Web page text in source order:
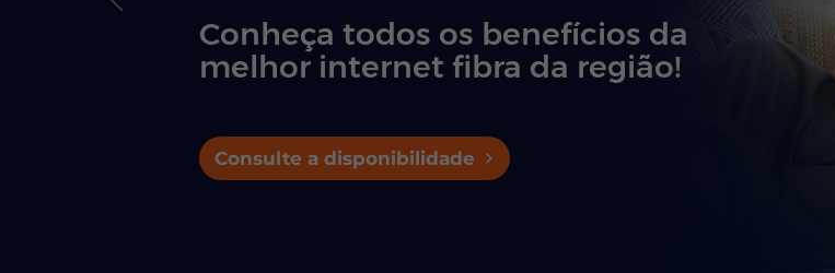
Conheça todos os benefícios da
melhor internet fibra da região!
Consulte a disponibilidade